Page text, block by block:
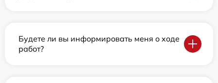
Будете ли вы информировать меня о ходе
работ?